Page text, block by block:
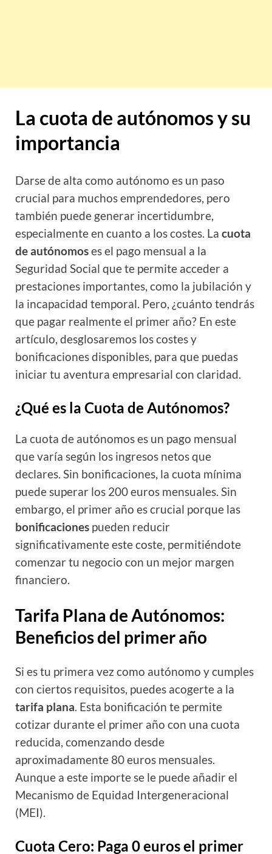
La cuota de autónomos y su
importancia
Darse de alta como autónomo es un paso
crucial para muchos emprendedores, pero
también puede generar incertidumbre,
especialmente en cuanto a los costes. La cuota
de autónomoses el pago mensual a la
Seguridad Social que te permite acceder a
prestaciones importantes, como la jubilación y
la incapacidad temporal. Pero, ¿cuánto tendrás
que pagar realmente el primer año? En este
artículo, desglosaremos los costes y
bonificaciones disponibles, para que puedas
iniciar tu aventura empresarial con claridad.
¿Qué es la Cuota de Autónomos?
La cuota de autónomos es un pago mensual
que varía según los ingresos netos que
declares. Sin bonificaciones, la cuota mínima
puede superar los 200 euros mensuales. Sin
embargo, el primer año es crucial porque las
bonificaciones pueden reducir
significativamente este coste, permitiéndote
comenzar tu negocio con un mejor margen
financiero.
Tarifa Plana de Autónomos:
Beneficios del primer año
Si es tu primera vez como autónomo y cumples
con ciertos requisitos, puedes acogerte a la
tarifa plana. Esta bonificación te permite
cotizar durante el primer año con una cuota
reducida, comenzando desde
aproximadamente 80 euros mensuales.
Aunque a este importe se le puede añadir el
Mecanismo de Equidad Intergeneracional
(MEI).
Cuota Cero: Paga 0 euros el primer